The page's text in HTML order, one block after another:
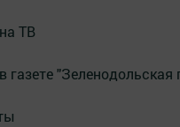
ТВ
газете "Зеленодольская